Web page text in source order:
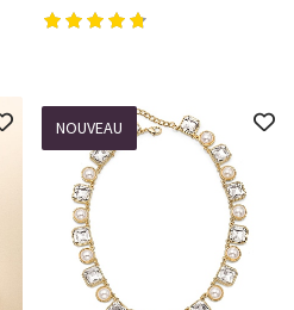
NOUVEAU